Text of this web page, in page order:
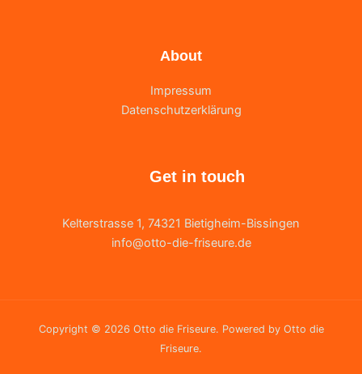
About
Impressum
Datenschutzerklärung
Get in touch
Kelterstrasse 1, 74321 Bietigheim-Bissingen
info@otto-die-friseure.de
Copyright © 2026 Otto die Friseure. Powered by Otto die
Friseure.